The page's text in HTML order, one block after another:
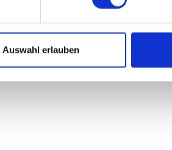
Auswahl erlauben
© viva-service AG 2022